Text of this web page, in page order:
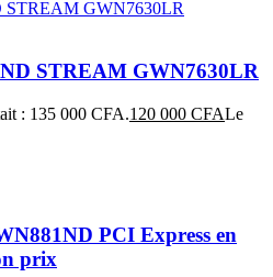
STREAM GWN7630LR
: 135 000 CFA.120 000 CFALe
PCI Express en
prix